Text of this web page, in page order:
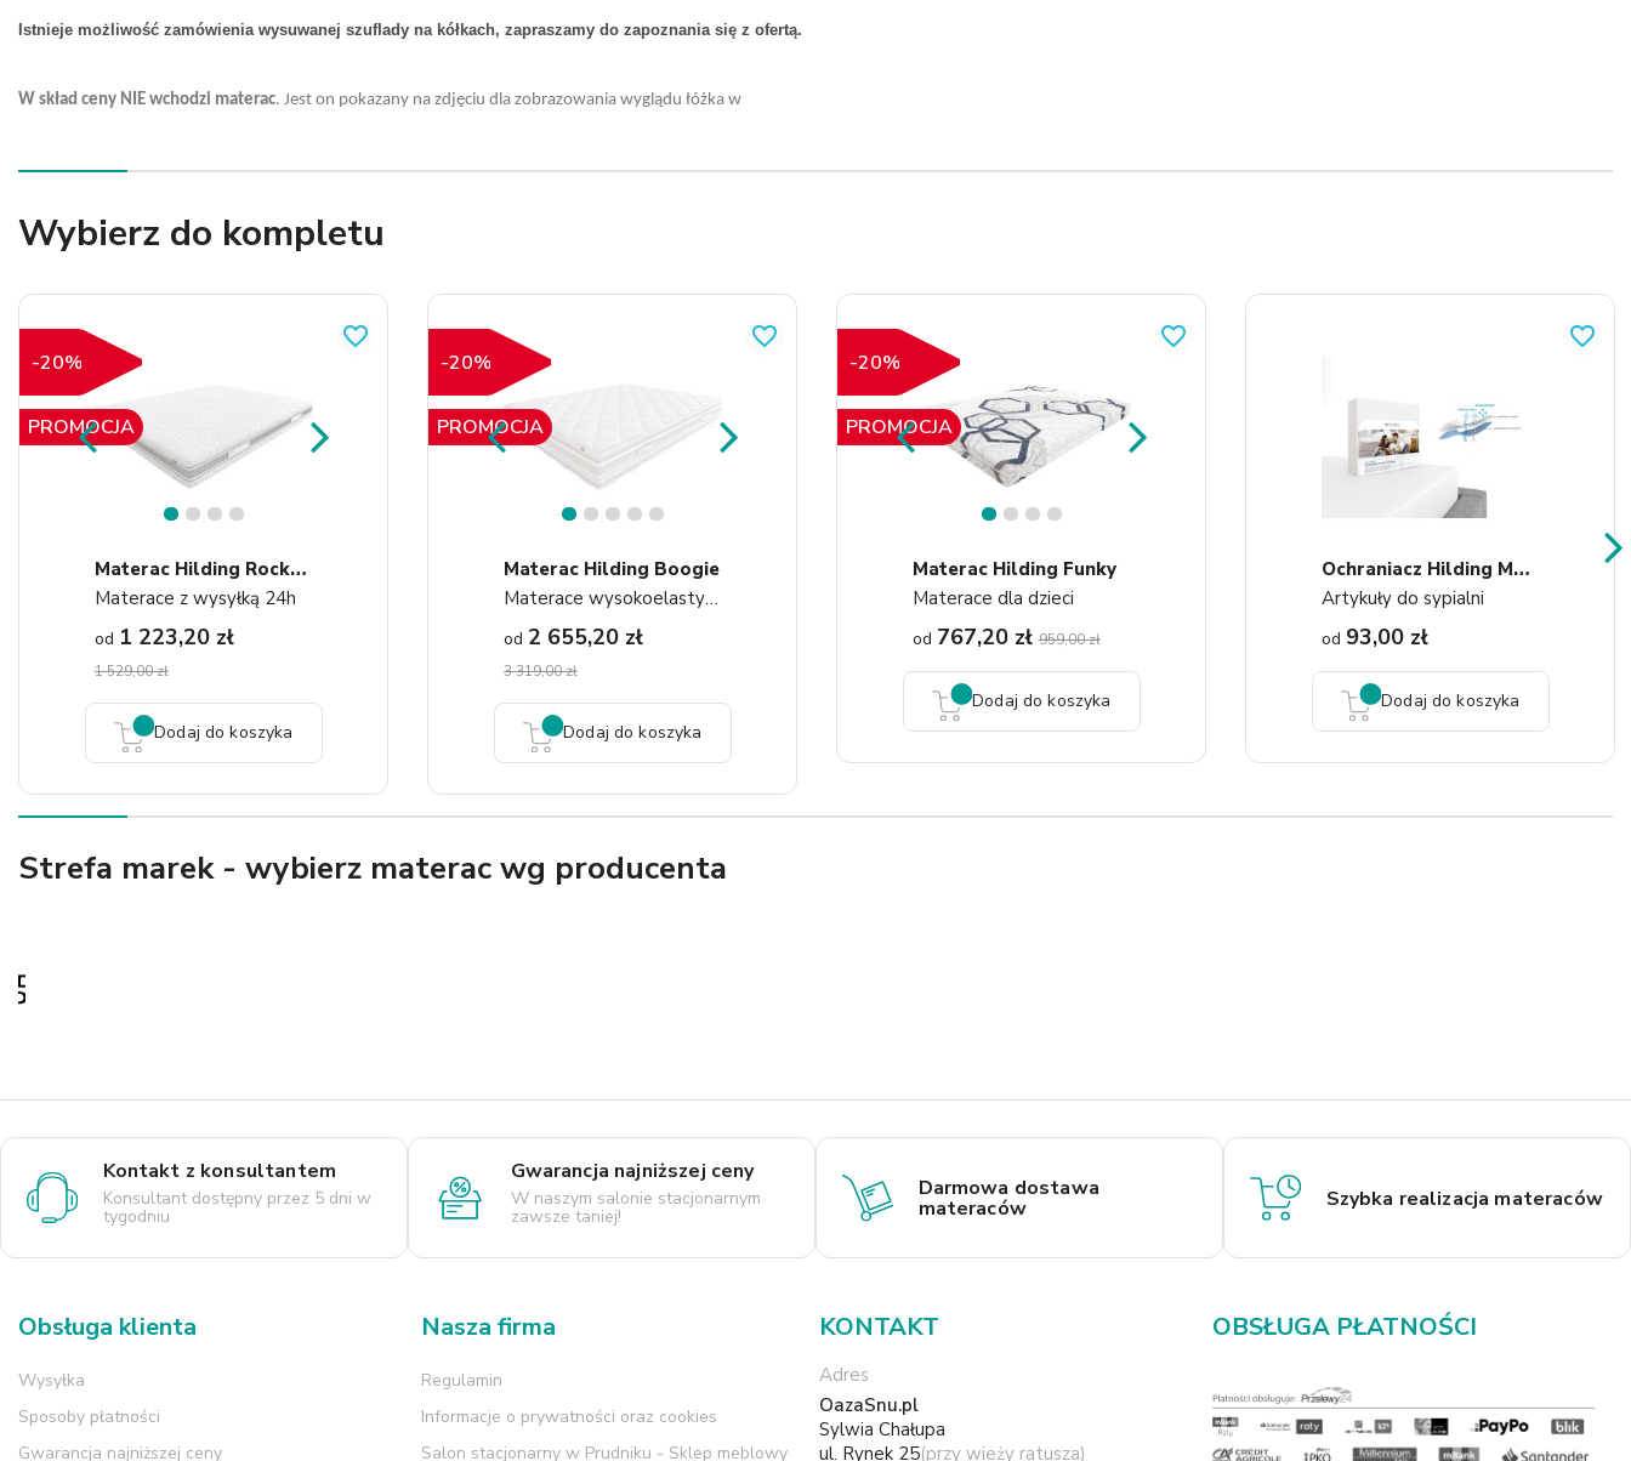
Istnieje możliwość zamówienia wysuwanej szuflady na kółkach, zapraszamy do zapoznania się z ofertą.
W skład ceny NIE wchodzi materac. Jest on pokazany na zdjęciu dla zobrazowania wyglądu łóżka w
Wybierz do kompletu
M
Aterac Hilding Rock&Roll
Materace z wysyłką 24h
od 1 223,20 zł
1 529,00 zł
PROMOCJA
-20%
Dodaj do koszyka
favorite_border
Materac Hilding Boogie
Materace wysokoelastyczne
od 2 655,20 zł
3 319,00 zł
PROMOCJA
-20%
Dodaj do koszyka
favorite_border
Materac Hilding Funky
Materace dla dzieci
od 767,20 zł959,00 zł
PROMOCJA
-20%
Dodaj do koszyka
favorite_border
O
Chraniacz Hilding Molton...
Artykuły do sypialni
od 93,00 zł
Dodaj do koszyka
favorite_border
Strefa marek - wybierz materac wg producenta
Kontakt z konsultantem
Konsultant dostępny przez 5 dni w
tygodniu
Gwarancja najniższej ceny
W naszym salonie stacjonarnym
zawsze taniej!
Darmowa dostawa
materaców Szybka realizacja materaców
Obsługa klienta
Wysyłka
Sposoby płatności
Gwarancja najniższej ceny
Nasza firma
Regulamin
Informacje o prywatności oraz cookies
Salon stacjonarny w Prudniku - Sklep meblowy
KONTAKT
Adres
OazaSnu.pl
Sylwia Chałupa
ul. Rynek 25(przy wieży ratusza)
OBSŁUGA PŁATNOŚCI